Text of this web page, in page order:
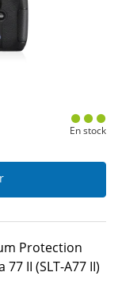
En stock
Protection
II (SLT-A77 II)